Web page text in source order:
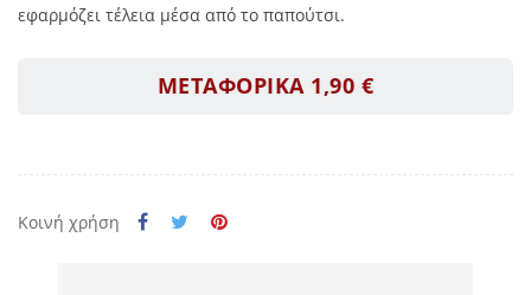
εφαρμόζει τέλεια μέσα από το παπούτσι.
ΜΕΤΑΦΟΡΙΚΑ 1,90 €
Κοινή χρήση